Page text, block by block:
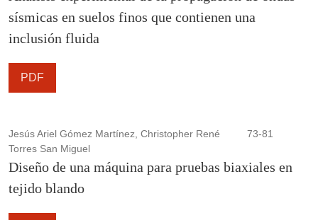
sísmicas en suelos finos que contienen una
inclusión fluida
PDF
Jesús Ariel Gómez Martínez, Christopher René
Torres San Miguel
73-81
Diseño de una máquina para pruebas biaxiales en
tejido blando